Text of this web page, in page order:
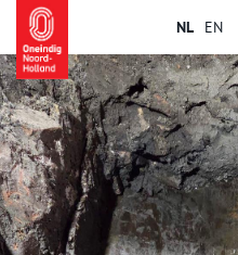
NL EN